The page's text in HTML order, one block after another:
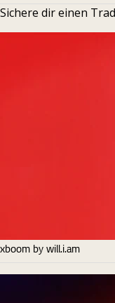
Sichere dir einen
xboom by will.i.am